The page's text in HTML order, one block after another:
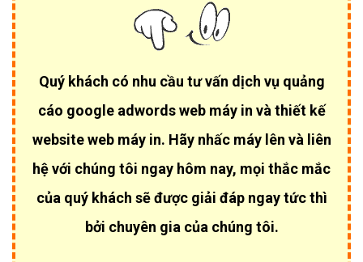
Quý khách có nhu cầu tư vấn dịch vụ quảng
cáo google adwords web máy in và thiết kế
website web máy in. Hãy nhấc máy lên và liên
hệ với chúng tôi ngay hôm nay, mọi thắc mắc
của quý khách sẽ được giải đáp ngay tức thì
bởi chuyên gia của chúng tôi.